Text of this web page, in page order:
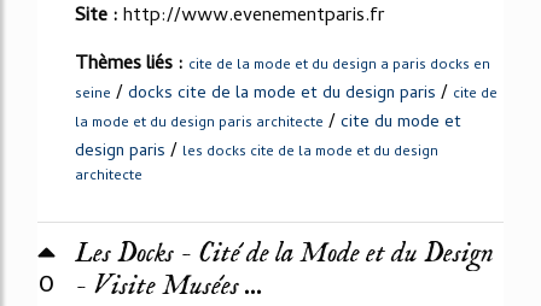
Site :http://www.evenementparis.fr
Thèmes liés : cite de la mode et du design a paris docks en
seine /docks cite de la mode et du design paris / cite de
la mode et du design paris architecte /cite du mode et
design paris / les docks cite de la mode et du design
architecte
0
Les Docks - Cité de la Mode et du Design
- Visite Musées ...